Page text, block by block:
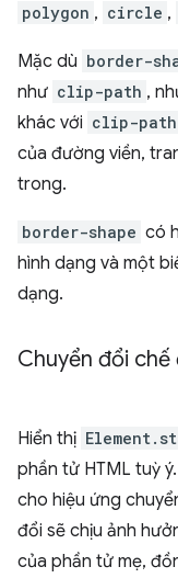
polygon , circle ,
Mặc dù border-
như clip-path ,
khác với clip-path
của đường viền,
trong.
border-shape có
hình dạng và một
dạng.
Chuyển đổi
Hiển thị
phần tử HTML tuỳ
cho hiệu ứng
đổi sẽ chịu ảnh
của phần tử mẹ,